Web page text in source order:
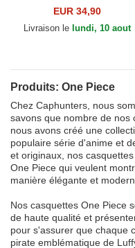
OP6 PIR One Piece
EUR 34,90
Livraison le lundi, 10 aout
Produits: One Piece
Chez Caphunters, nous
savons que nombre de nos
nous avons créé une
populaire série d'anime et
et originaux, nos
One Piece qui veulent
manière élégante et
Nos casquettes One Piece
de haute qualité et
pour s'assurer que chaque
pirate emblématique de